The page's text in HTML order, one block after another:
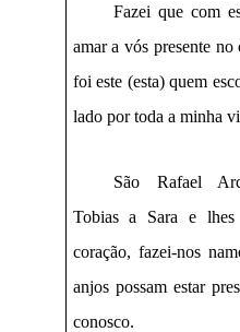
Fazei que com
amar a vós presente no
foi este (esta) quem
lado por toda a minha
São Rafael
Tobias a Sara e lhes
coração, fazei-nos
anjos possam estar
conosco.